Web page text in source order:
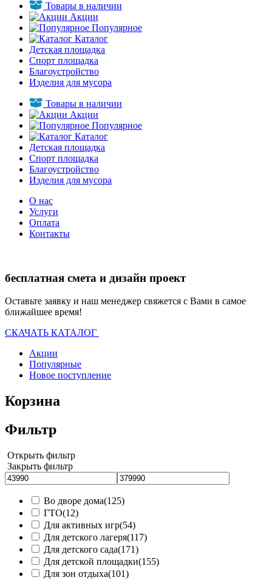
Товары в наличии
Акции
Популярное
Каталог
Детская площадка
Спорт площадка
Благоустройство
Изделия для мусора
Товары в наличии
Акции
Популярное
Каталог
Детская площадка
Спорт площадка
Благоустройство
Изделия для мусора
О нас
Услуги
Оплата
Контакты
бесплатная смета и дизайн проект
Оставьте заявку и наш менеджер свяжется с Вами в самое
ближайшее время!
СКАЧАТЬ КАТАЛОГ
Акции
Популярные
Новое поступление
Корзина
Фильтр
Открыть фильтр
Закрыть фильтр
Во дворе дома(125)
ГТО(12)
Для активных игр(54)
Для детского лагеря(117)
Для детского сада(171)
Для детской площадки(155)
Для зон отдыха(101)